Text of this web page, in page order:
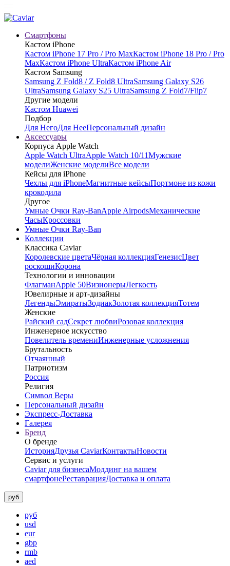
Смартфоны
Кастом iPhone
Кастом iPhone 17 Pro / Pro MaxКастом iPhone 18 Pro / Pro
MaxКастом iPhone UltraКастом iPhone Air
Кастом Samsung
Samsung Z Fold8 / Z Fold8 UltraSamsung Galaxy S26
UltraSamsung Galaxy S25 UltraSamsung Z Fold7/Flip7
Другие модели
Кастом Huawei
Подбор
Для НегоДля НееПерсональный дизайн
Аксессуары
Корпуса Apple Watch
Apple Watch UltraApple Watch 10/11Мужские
моделиЖенские моделиВсе модели
Кейсы для iPhone
Чехлы для iPhoneМагнитные кейсыПортмоне из кожи
крокодила
Другое
Умные Очки Ray-BanApple AirpodsМеханические
ЧасыКроссовки
Умные Очки Ray-Ban
Коллекции
Классика Caviar
Королевские цветаЧёрная коллекцияГенезисЦвет
роскошиКорона
Технологии и инновации
ФлагманApple 50ВизионерыЛегкость
Ювелирные и арт-дизайны
ЛегендыЭмиратыЗодиакЗолотая коллекцияТотем
Женские
Райский садСекрет любвиРозовая коллекция
Инженерное искусство
Повелитель времениИнженерные усложнения
Брутальность
Отчаянный
Патриотизм
Россия
Религия
Символ Веры
Персональный дизайн
Экспресс-Доставка
Галерея
Бренд
О бренде
ИсторияДрузья CaviarКонтактыНовости
Сервис и услуги
Caviar для бизнесаМоддинг на вашем
смартфонеРеставрацияДоставка и оплата
руб
руб
usd
eur
gbp
rmb
aed